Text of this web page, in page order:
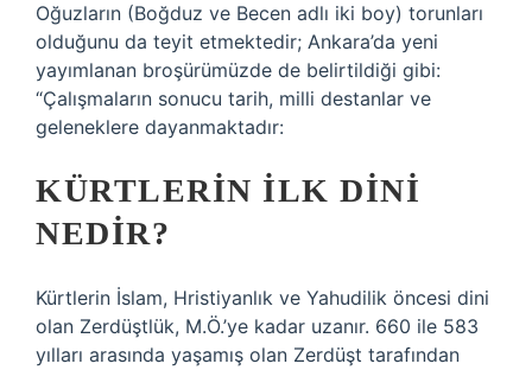
Oğuzların (Boğduz ve Becen adlı iki boy) torunları
olduğunu da teyit etmektedir; Ankara’da yeni
yayımlanan broşürümüzde de belirtildiği gibi:
“Çalışmaların sonucu tarih, milli destanlar ve
geleneklere dayanmaktadır:
KÜRTLERIN ILK DINI
NEDIR?
Kürtlerin İslam, Hristiyanlık ve Yahudilik öncesi dini
olan Zerdüştlük, M.Ö.’ye kadar uzanır. 660 ile 583
yılları arasında yaşamış olan Zerdüşt tarafından